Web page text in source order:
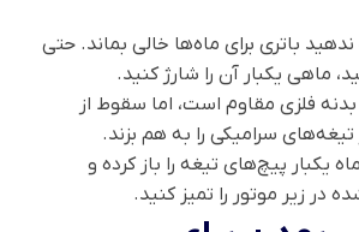
ندهید باتری برای ماه‌ها خالی بماند. حتی
ماهی یکبار آن را شارژ کنید.
بدنه فلزی مقاوم است، اما سقوط از
تیغه‌های سرامیکی را به هم بزند.
یکبار پیچ‌های تیغه را باز کرده و
در زیر موتور را تمیز کنید.